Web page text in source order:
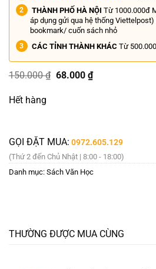
THÀNH PHỐ HÀ NỘI Từ 1000.000đ
áp dụng gửi qua hệ thống
bookmark/ cuốn sách nhỏ
CÁC TỈNH THÀNH KHÁC Từ
150.000₫ Giá
68.000 ₫Giá
Hết hàng
GỌI ĐẶT MUA: 0972.605.129
(Thứ 2 đến Chủ Nhật | 8:00 - 18:00)
Danh mục: Sách Văn Học
THƯỜNG ĐƯỢC MUA CÙNG